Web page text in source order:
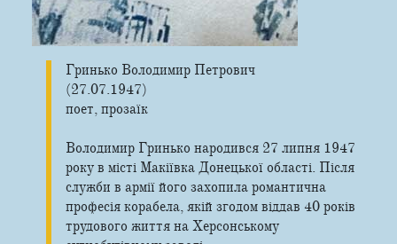
Гринько Володимир Петрович
(27.07.1947)
поет, прозаїк
Володимир Гринько народився 27 липня 1947
року в місті Макіївка Донецької області. Після
служби в армії його захопила романтична
професія корабела, якій згодом віддав 40 років
трудового життя на Херсонському